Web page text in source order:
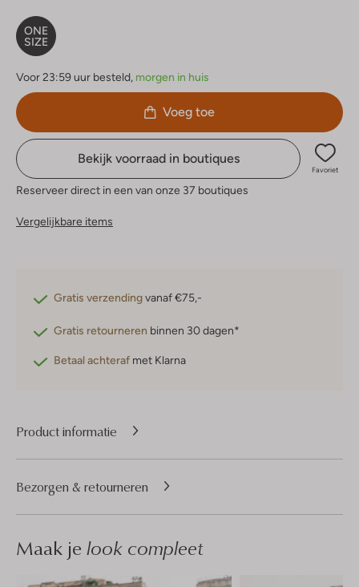
ONE
SIZE
Voor 23:59 uur besteld, morgen in huis
Voeg toe
Bekijk voorraad in boutiques
Favoriet
Reserveer direct in een van onze 37 boutiques
Vergelijkbare items
Gratis verzendingvanaf €75,-
Gratis retourneren binnen 30 dagen*
Betaal achteraf met Klarna
Product informatie
Bezorgen & retourneren
Maak je look compleet